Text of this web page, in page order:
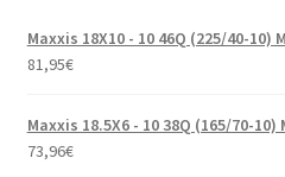
Maxxis 18X10 - 10 46Q (225/40-10)
81,95€
Maxxis 18.5X6 - 10 38Q (165/70-10)
73,96€